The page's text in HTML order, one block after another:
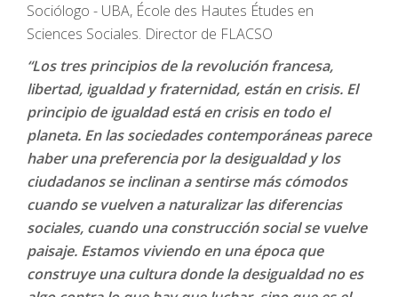
Sociólogo - UBA, École des Hautes Études en
Sciences Sociales. Director de FLACSO
“Los tres principios de la revolución francesa,
libertad, igualdad y fraternidad, están en crisis. El
principio de igualdad está en crisis en todo el
planeta. En las sociedades contemporáneas parece
haber una preferencia por la desigualdad y los
ciudadanos se inclinan a sentirse más cómodos
cuando se vuelven a naturalizar las diferencias
sociales, cuando una construcción social se vuelve
paisaje. Estamos viviendo en una época que
construye una cultura donde la desigualdad no es